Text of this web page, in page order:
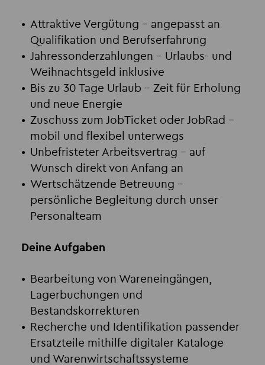
Attraktive Vergütung – angepasst an
Qualifikation und Berufserfahrung
Jahressonderzahlungen – Urlaubs- und
Weihnachtsgeld inklusive
Bis zu 30 Tage Urlaub – Zeit für Erholung
und neue Energie
Zuschuss zum JobTicket oder JobRad –
mobil und flexibel unterwegs
Unbefristeter Arbeitsvertrag – auf
Wunsch direkt von Anfang an
Wertschätzende Betreuung –
persönliche Begleitung durch unser
Personalteam
Deine Aufgaben
Bearbeitung von Wareneingängen,
Lagerbuchungen und
Bestandskorrekturen
Recherche und Identifikation passender
Ersatzteile mithilfe digitaler Kataloge
und Warenwirtschaftssysteme